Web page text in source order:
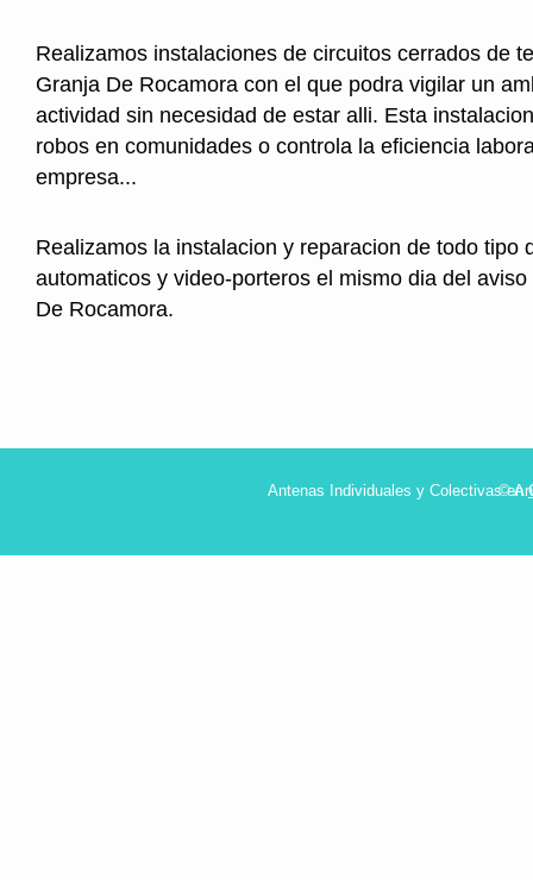
Realizamos instalaciones de circuitos cerrados de
Granja De Rocamora con el que podra vigilar un
actividad sin necesidad de estar alli. Esta
robos en comunidades o controla la eficiencia
empresa...
Realizamos la instalacion y reparacion de todo tipo
automaticos y video-porteros el mismo dia del
De Rocamora.
©
Antenas Individuales y Colectivas en